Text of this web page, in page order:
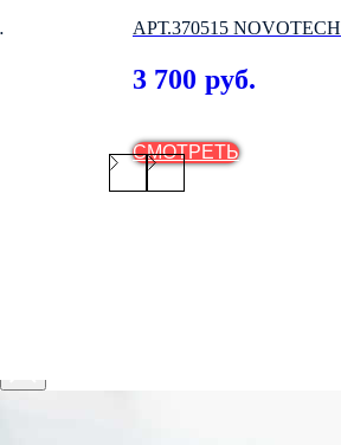
АРТ.370515 NOVOTECH
(ВЕНГРИЯ)
3 700 руб.
СМОТРЕТЬ